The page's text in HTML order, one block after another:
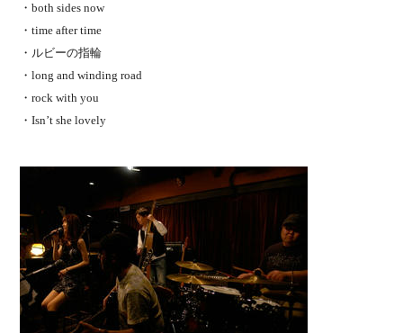
・both sides now
・time after time
・ルビーの指輪
・long and winding road
・rock with you
・Isn’t she lovely